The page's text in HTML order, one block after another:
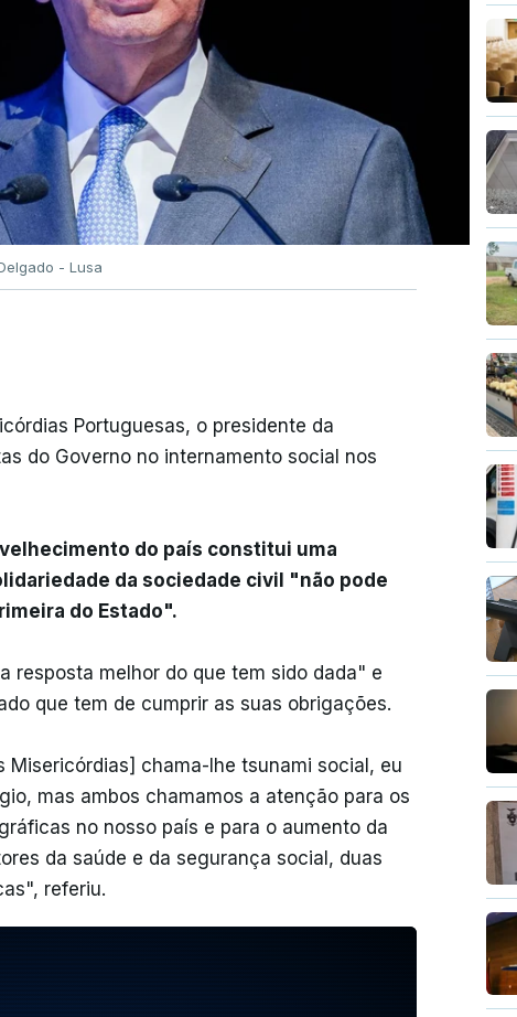
- Lusa
Portuguesas, o presidente da
do Governo no internamento social nos
do país constitui uma
da sociedade civil "não pode
do Estado".
resposta melhor do que tem sido dada" e
que tem de cumprir as suas obrigações.
Misericórdias] chama-lhe tsunami social, eu
mas ambos chamamos a atenção para os
no nosso país e para o aumento da
da saúde e da segurança social, duas
referiu.